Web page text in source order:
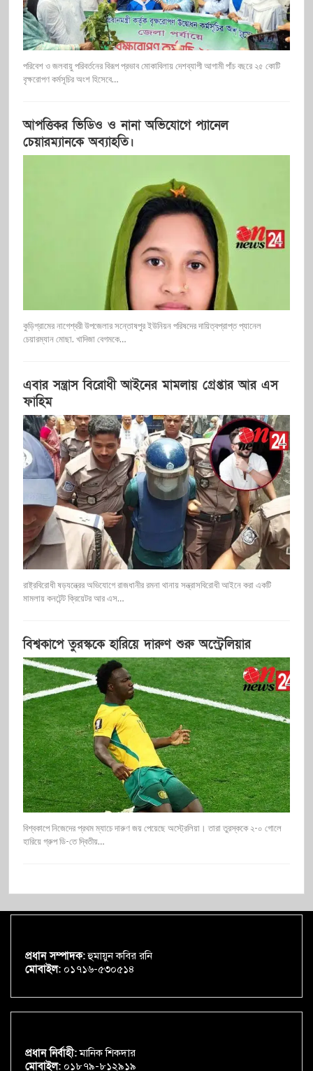
পরিবেশ ও জলবায়ু পরিবর্তনের বিরূপ প্রভাব মোকাবিলায় দেশব্যাপী আগামী পাঁচ বছরে ২৫ কোটি
বৃক্ষরোপণ কর্মসূচির অংশ হিসেবে…
আপত্তিকর ভিডিও ও নানা অভিযোগে প্যানেল
চেয়ারম্যানকে অব্যাহতি।
কুড়িগ্রামের নাগেশ্বরী উপজেলার সন্তোষপুর ইউনিয়ন পরিষদের দায়িত্বপ্রাপ্ত প্যানেল
চেয়ারম্যান মোছা. খাদিজা বেগমকে…
এবার সন্ত্রাস বিরোধী আইনের মামলায় গ্রেপ্তার আর এস
ফাহিম
রাষ্ট্রবিরোধী ষড়যন্ত্রের অভিযোগে রাজধানীর রমনা থানায় সন্ত্রাসবিরোধী আইনে করা একটি
মামলায় কনটেন্ট ক্রিয়েটর আর এস…
বিশ্বকাপে তুরস্ককে হারিয়ে দারুণ শুরু অস্ট্রেলিয়ার
বিশ্বকাপে নিজেদের প্রথম ম্যাচে দারুণ জয় পেয়েছে অস্ট্রেলিয়া। তারা তুরস্ককে ২-০ গোলে
হারিয়ে গ্রুপ ডি-তে দ্বিতীয়…
প্রধান সম্পাদক:হুমায়ুন কবির রনি
মোবাইল: ০১৭১৬-৫৩০৫১৪
প্রধান নির্বাহী:মানিক শিকদার
মোবাইল: ০১৮৭৯-৮১২৯১৯